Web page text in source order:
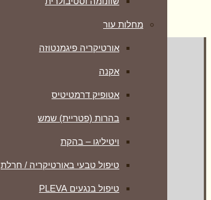
מחלות עור
אורטיקריה פיגמנטוזה
אקנה
אטופיק דרמטיטיס
בהרות (פטריית) שמש
ויטיליגו – בהקת
טיפול טבעי באורטיקריה / חרלת
טיפול בנגעים PLEVA